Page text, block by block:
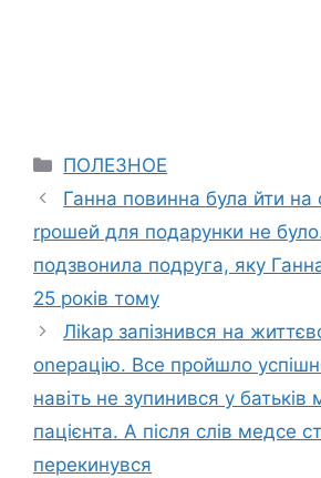
Categories
ПОЛЕЗНОЕ
Ганна повинна була йти на
rрошей для подарунки не
подзвонила подруга, яку
25 років тому
Ліkар запізнився на
оnерацію. Все пройшло
навіть не зупинився у батьків
пацієнта. А після слів медсе
перекинувся